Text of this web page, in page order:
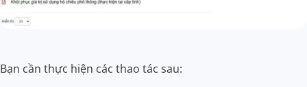
Bạn cần thực hiện các thao tác sau: